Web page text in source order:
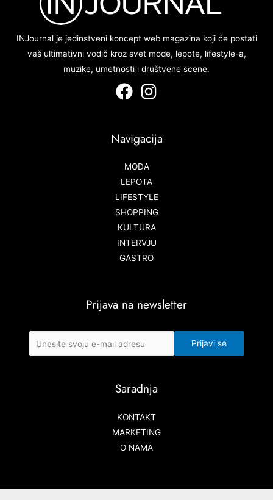
INJournal je jedinstveni koncept web magazina koji će postati
vaš ultimativni vodič kroz svet mode, lepote, lifestyle-a,
muzike, umetnosti i društvene scene.
Navigacija
MODA
LEPOTA
LIFESTYLE
SHOPPING
KULTURA
INTERVJU
GASTRO
Prijava na newsletter
Saradnja
KONTAKT
MARKETING
O NAMA